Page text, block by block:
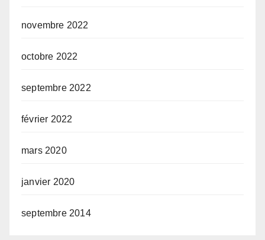
novembre 2022
octobre 2022
septembre 2022
février 2022
mars 2020
janvier 2020
septembre 2014